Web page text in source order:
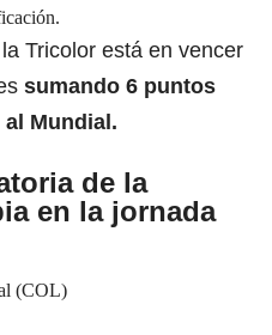
Tricolor está en vencer
sumando 6 puntos
Mundial.
de la
en la jornada
(COL)